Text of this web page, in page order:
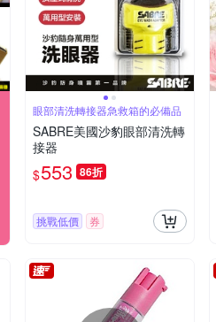
眼部清洗轉接器急救箱的必備品
SABRE美國沙豹眼部清洗轉
接器
$553 86折
挑戰低價 券